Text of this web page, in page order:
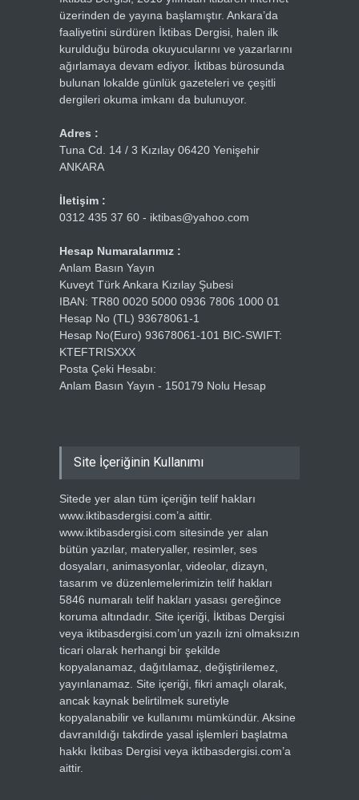
üzerinden de yayına başlamıştır. Ankara’da
faaliyetini sürdüren İktibas Dergisi, halen ilk
kurulduğu büroda okuyucularını ve yazarlarını
ağırlamaya devam ediyor. İktibas bürosunda
bulunan lokalde günlük gazeteleri ve çeşitli
dergileri okuma imkanı da bulunuyor.
Adres :
Tuna Cd. 14 / 3 Kızılay 06420 Yenişehir
ANKARA
İletişim :
0312 435 37 60 - iktibas@yahoo.com
Hesap Numaralarımız :
Anlam Basın Yayın
Kuveyt Türk Ankara Kızılay Şubesi
IBAN: TR80 0020 5000 0936 7806 1000 01
Hesap No (TL) 93678061-1
Hesap No(Euro) 93678061-101 BIC-SWIFT:
KTEFTRISXXX
Posta Çeki Hesabı:
Anlam Basın Yayın - 150179 Nolu Hesap
Site İçeriğinin Kullanımı
Sitede yer alan tüm içeriğin telif hakları
www.iktibasdergisi.com’a aittir.
www.iktibasdergisi.com sitesinde yer alan
bütün yazılar, materyaller, resimler, ses
dosyaları, animasyonlar, videolar, dizayn,
tasarım ve düzenlemelerimizin telif hakları
5846 numaralı telif hakları yasası gereğince
koruma altındadır. Site içeriği, İktibas Dergisi
veya iktibasdergisi.com’un yazılı izni olmaksızın
ticari olarak herhangi bir şekilde
kopyalanamaz, dağıtılamaz, değiştirilemez,
yayınlanamaz. Site içeriği, fikri amaçlı olarak,
ancak kaynak belirtilmek suretiyle
kopyalanabilir ve kullanımı mümkündür. Aksine
davranıldığı takdirde yasal işlemleri başlatma
hakkı İktibas Dergisi veya iktibasdergisi.com’a
aittir.